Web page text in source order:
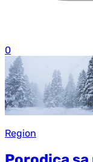
0
Region